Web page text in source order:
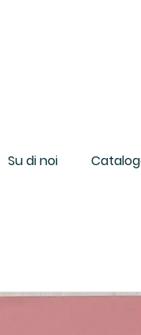
Su di noi